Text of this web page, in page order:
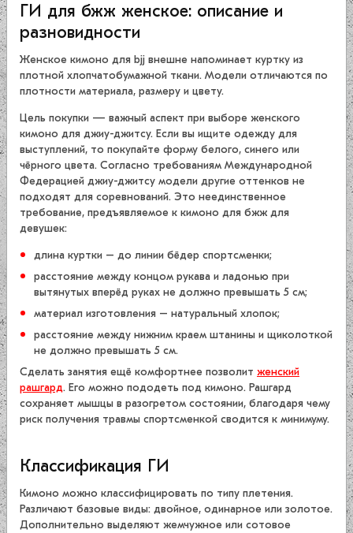
ГИ для бжж женское: описание и
разновидности
Женское кимоно для bjj внешне напоминает куртку из
плотной хлопчатобумажной ткани. Модели отличаются по
плотности материала, размеру и цвету.
Цель покупки — важный аспект при выборе женского
кимоно для джиу-джитсу. Если вы ищите одежду для
выступлений, то покупайте форму белого, синего или
чёрного цвета. Согласно требованиям Международной
Федерацией джиу-джитсу модели другие оттенков не
подходят для соревнований. Это неединственное
требование, предъявляемое к кимоно для бжж для
девушек:
длина куртки – до линии бёдер спортсменки;
расстояние между концом рукава и ладонью при
вытянутых вперёд руках не должно превышать 5 см;
материал изготовления – натуральный хлопок;
расстояние между нижним краем штанины и щиколоткой
не должно превышать 5 см.
Сделать занятия ещё комфортнее позволит женский
рашгард. Его можно пододеть под кимоно. Рашгард
сохраняет мышцы в разогретом состоянии, благодаря чему
риск получения травмы спортсменкой сводится к минимуму.
Классификация ГИ
Кимоно можно классифицировать по типу плетения.
Различают базовые виды: двойное, одинарное или золотое.
Дополнительно выделяют жемчужное или сотовое